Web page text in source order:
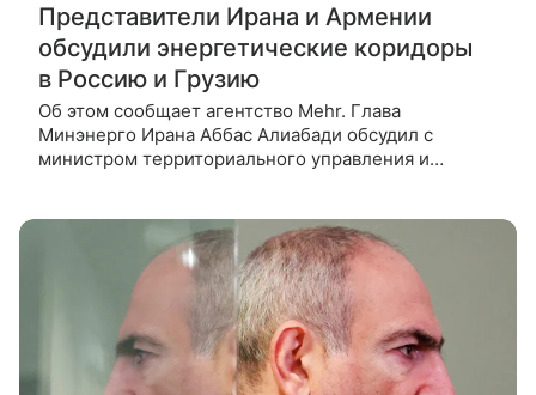
Представители Ирана и Армении
обсудили энергетические коридоры
в Россию и Грузию
Об этом сообщает агентство Mehr. Глава
Минэнерго Ирана Аббас Алиабади обсудил с
министром территориального управления и